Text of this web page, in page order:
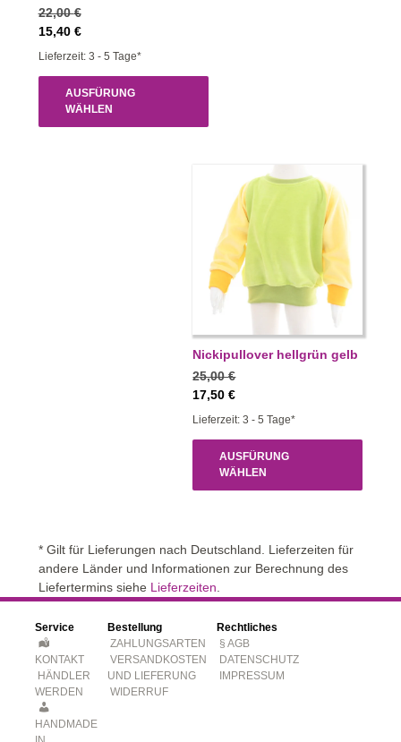
22,00€
15,40 €
Lieferzeit: 3 - 5 Tage*
AUSFÜRUNG
WÄHLEN
Nickipullover hellgrün gelb
25,00€
17,50€
Lieferzeit: 3 - 5 Tage*
AUSFÜRUNG
WÄHLEN
* Gilt für Lieferungen nach Deutschland. Lieferzeiten für
andere Länder und Informationen zur Berechnung des
Liefertermins siehe Lieferzeiten
Service
KONTAKT
HÄNDLER
WERDEN
HANDMADE
Bestellung
ZAHLUNGSARTEN
VERSANDKOSTEN
UND LIEFERUNG
WIDERRUF
Rechtliches
§ AGB
DATENSCHUTZ
IMPRESSUM